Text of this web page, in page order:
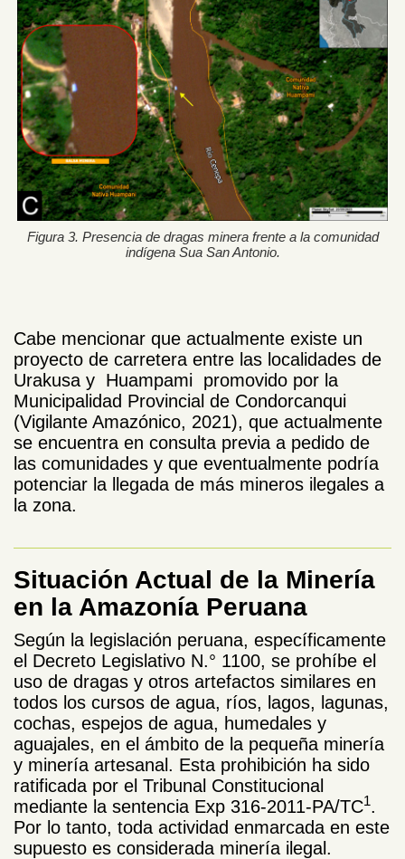
Figura 3. Presencia de dragas minera frente a la comunidad
indígena Sua San Antonio.
Cabe mencionar que actualmente existe un
proyecto de carretera entre las localidades de
Urakusa y Huampami promovido por la
Municipalidad Provincial de Condorcanqui
(Vigilante Amazónico, 2021), que actualmente
se encuentra en consulta previa a pedido de
las comunidades y que eventualmente podría
potenciar la llegada de más mineros ilegales a
la zona.
Situación Actual de la Minería
en la Amazonía Peruana
Según la legislación peruana, específicamente
el Decreto Legislativo N.° 1100, se prohíbe el
uso de dragas y otros artefactos similares en
todos los cursos de agua, ríos, lagos, lagunas,
cochas, espejos de agua, humedales y
aguajales, en el ámbito de la pequeña minería
y minería artesanal. Esta prohibición ha sido
ratificada por el Tribunal Constitucional
mediante la sentencia Exp 316-2011-PA/TC1.
Por lo tanto, toda actividad enmarcada en este
supuesto es considerada minería ilegal.